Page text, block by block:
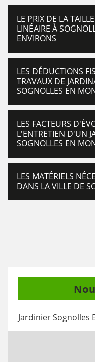
LE PRIX DE LA
LINÉAIRE À
ENVIRONS
LES DÉDUCTIONS
TRAVAUX DE
SOGNOLLES EN
LES FACTEURS
L'ENTRETIEN D'UN
SOGNOLLES EN
LES MATÉRIELS
DANS LA VILLE DE
Jardinier Sognolles